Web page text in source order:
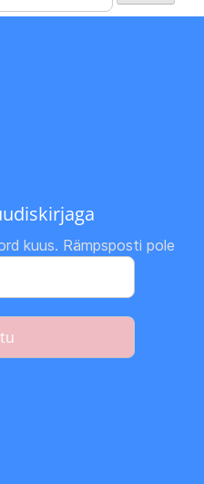
kuus. Rämpsposti pole